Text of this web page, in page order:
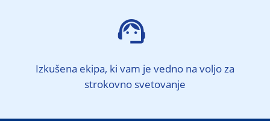

Izkušena ekipa, ki vam je vedno na voljo za
strokovno svetovanje